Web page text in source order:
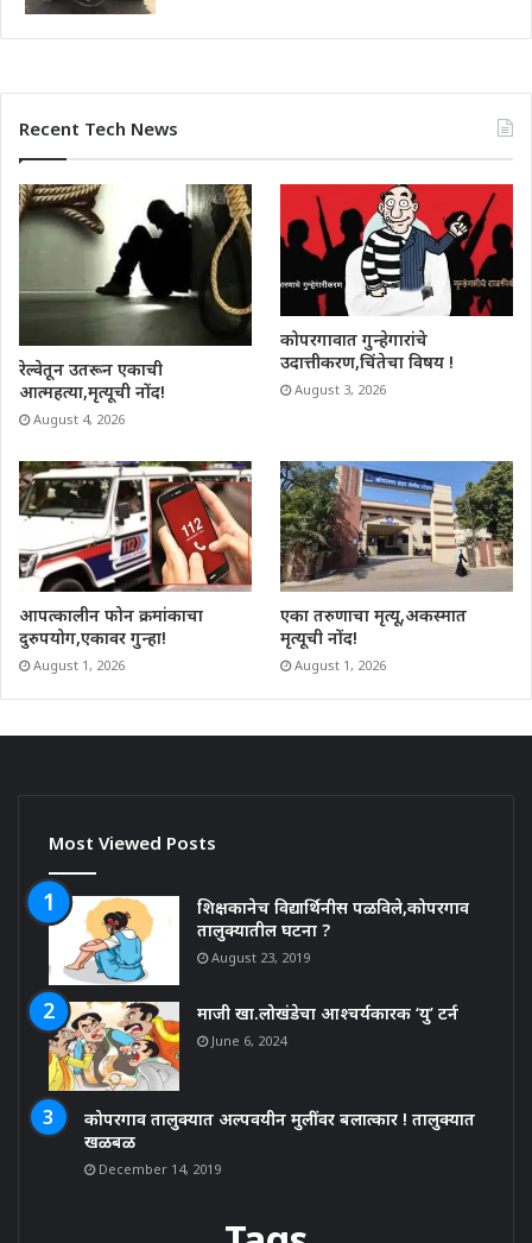
Recent Tech News
रेल्वेतून उतरून एकाची
आत्महत्या,मृत्यूची नोंद!
August 4, 2026
कोपरगावात गुन्हेगारांचे
उदात्तीकरण,चिंतेचा विषय !
August 3, 2026
आपत्कालीन फोन क्रमांकाचा
दुरुपयोग,एकावर गुन्हा!
August 1, 2026
एका तरुणाचा मृत्यू,अकस्मात
मृत्यूची नोंद!
August 1, 2026
Most Viewed Posts
शिक्षकानेच विद्यार्थिनीस पळविले,कोपरगाव
तालुक्यातील घटना ?
August 23, 2019
माजी खा.लोखंडेचा आश्चर्यकारक ‘यु’ टर्न
June 6, 2024
कोपरगाव तालुक्यात अल्पवयीन मुलींवर बलात्कार ! तालुक्यात
खळबळ
December 14, 2019